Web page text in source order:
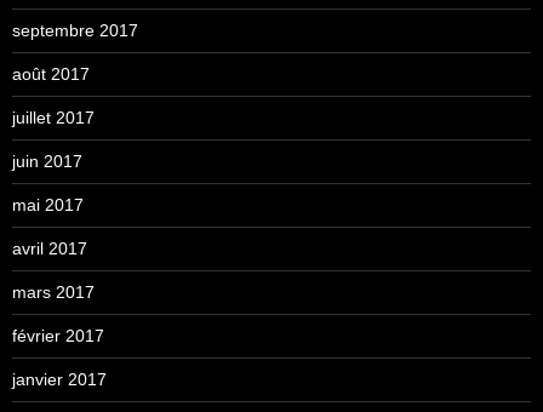
septembre 2017
août 2017
juillet 2017
juin 2017
mai 2017
avril 2017
mars 2017
février 2017
janvier 2017